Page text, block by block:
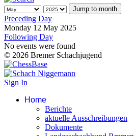
Jump to month
Preceding Day
Monday 12 May 2025
Following Day
No events were found
© 2026 Bremer Schachjugend
Sign In
Home
Berichte
aktuelle Ausschreibungen
Dokumente